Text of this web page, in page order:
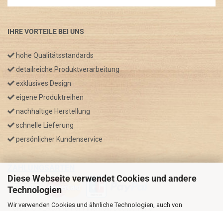
Diese Webseite verwendet Cookies und andere
Technologien
Wir verwenden Cookies und ähnliche Technologien, auch von
IHRE VORTEILE BEI UNS
hohe Qualitätsstandards
detailreiche Produktverarbeitung
exklusives Design
eigene Produktreihen
nachhaltige Herstellung
schnelle Lieferung
persönlicher Kundenservice
* GRATIS VERSAND nur innerhalb Deutschland